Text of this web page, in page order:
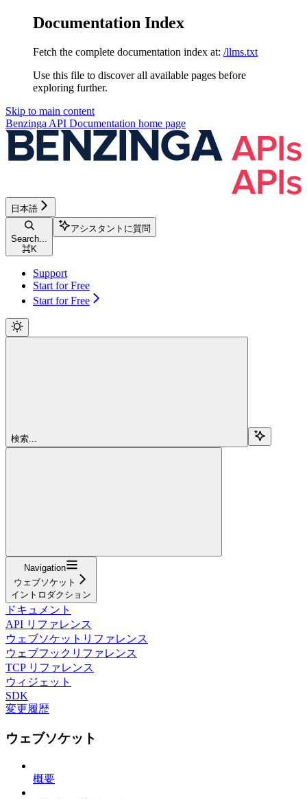
Documentation Index
Fetch the complete documentation index at: /llms.txt
Use this file to discover all available pages before
exploring further.
Skip to main content
Benzinga API Documentation home page
日本語
Search...
⌘K
アシスタントに質問
Support
Start for Free
Start for Free
検索...
Navigation
ウェブソケット
イントロダクション
ドキュメント
API リファレンス
ウェブソケットリファレンス
ウェブフックリファレンス
TCP リファレンス
ウィジェット
SDK
変更履歴
ウェブソケット
概要